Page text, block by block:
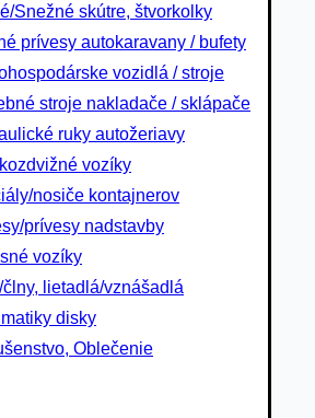
Snežné skútre, štvorkolky
prívesy autokaravany / bufety
vozidlá / stroje
stroje nakladače / sklápače
ruky autožeriavy
vozíky
nosiče kontajnerov
prívesy nadstavby
vozíky
člny, lietadlá/vznášadlá
disky
Oblečenie
nakladače / sklápače
ruky autožeriavy
vozíky
kontajnerov
nadstavby
vznášadlá
Oblečenie